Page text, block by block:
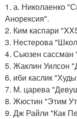
1. а. Николаенко
Анорексия".
2. Ким каспари
3. Нестерова
4. Сьюзен сассман
5. Жаклин Уилсон
6. иби каслик
7. М. царева
8. Жюстин "Этим
9. Дж Райли "Как